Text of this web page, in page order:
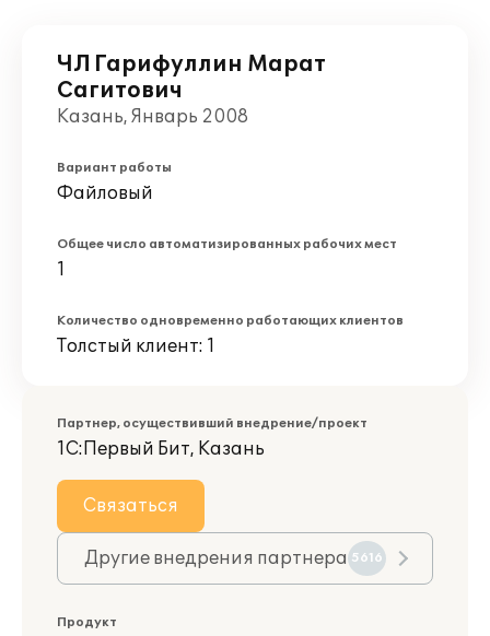
ЧЛ Гарифуллин Марат
Сагитович
Казань, Январь 2008
Вариант работы
Файловый
Общее число автоматизированных рабочих мест
1
Количество одновременно работающих клиентов
Толстый клиент: 1
Партнер, осуществивший внедрение/проект
1С:Первый Бит, Казань
Связаться
Другие внедрения партнера 5616
Продукт